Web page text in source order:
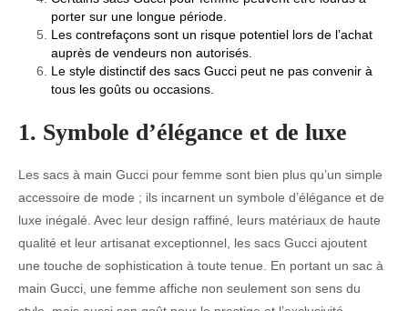
porter sur une longue période.
Les contrefaçons sont un risque potentiel lors de l’achat
auprès de vendeurs non autorisés.
Le style distinctif des sacs Gucci peut ne pas convenir à
tous les goûts ou occasions.
1. Symbole d’élégance et de luxe
Les sacs à main Gucci pour femme sont bien plus qu’un simple
accessoire de mode ; ils incarnent un symbole d’élégance et de
luxe inégalé. Avec leur design raffiné, leurs matériaux de haute
qualité et leur artisanat exceptionnel, les sacs Gucci ajoutent
une touche de sophistication à toute tenue. En portant un sac à
main Gucci, une femme affiche non seulement son sens du